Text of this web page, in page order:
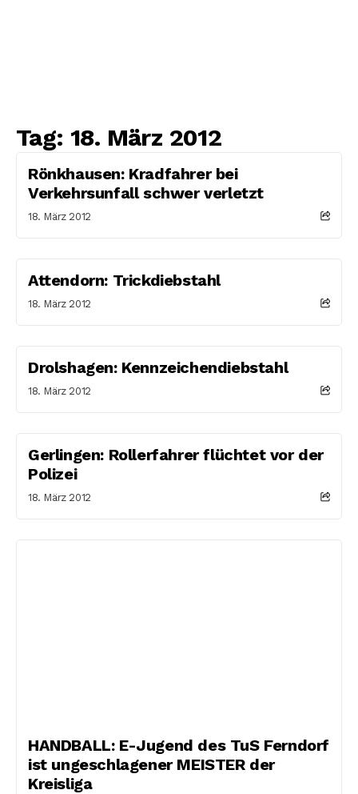
Tag: 18. März 2012
Rönkhausen: Kradfahrer bei
Verkehrsunfall schwer verletzt
18. März 2012
Attendorn: Trickdiebstahl
18. März 2012
Drolshagen: Kennzeichendiebstahl
18. März 2012
Gerlingen: Rollerfahrer flüchtet vor der
Polizei
18. März 2012
HANDBALL: E-Jugend des TuS Ferndorf
ist ungeschlagener MEISTER der
Kreisliga